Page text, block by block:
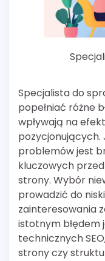
Specjalista do
popełniać różne
wpływają na
pozycjonujących.
problemów jest
kluczowych
strony. Wybór
prowadzić do
zainteresowania
istotnym błędem
technicznych
strony czy